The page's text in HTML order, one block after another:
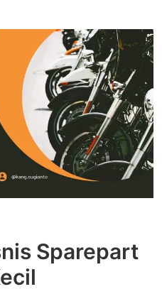
Sparepart